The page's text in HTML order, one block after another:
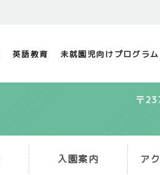
英語教育 未就園児向けプログラム
〒
入園案内 ア